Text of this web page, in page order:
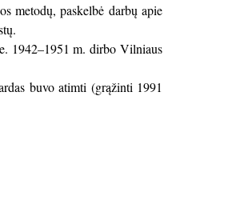
metodų, paskelbė darbų apie
1942–1951 m. dirbo Vilniaus
buvo atimti (grąžinti 1991